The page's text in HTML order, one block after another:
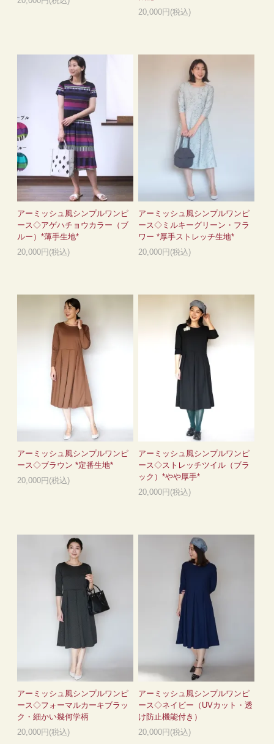
20,000円(税込)
アーミッシュ風シンプルワンピ
ース◇アゲハチョウカラー（ブ
ルー）*薄手生地*
20,000円(税込)
アーミッシュ風シンプルワンピ
ース◇ミルキーグリーン・フラ
ワー *厚手ストレッチ生地*
20,000円(税込)
アーミッシュ風シンプルワンピ
ース◇ブラウン *定番生地*
20,000円(税込)
アーミッシュ風シンプルワンピ
ース◇ストレッチツイル（ブラ
ック）*やや厚手*
20,000円(税込)
アーミッシュ風シンプルワンピ
ース◇フォーマルカーキブラッ
ク・細かい幾何学柄
20,000円(税込)
アーミッシュ風シンプルワンピ
ース◇ネイビー（UVカット・透
け防止機能付き）
20,000円(税込)